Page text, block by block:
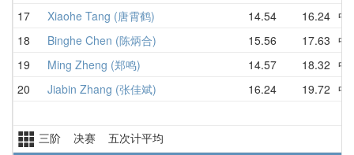
17
Xiaohe Tang (唐霄鹤) 14.54 16.24 中
18
Binghe Chen (陈炳合) 15.56 17.63 中
19
Ming Zheng (郑鸣) 14.57 18.32 中
20
Jiabin Zhang (张佳斌) 16.24 19.72 中
三阶 决赛 五次计平均